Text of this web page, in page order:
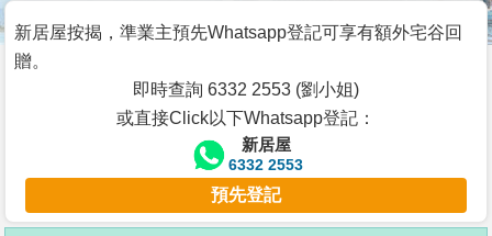
谷
按
客
新居屋按揭，準業主預先Whatsapp登記可享有額外宅谷回
贈。
即時查詢 6332 2553 (劉小姐)
或直接Click以下Whatsapp登記：
新居屋
6332 2553
預先登記